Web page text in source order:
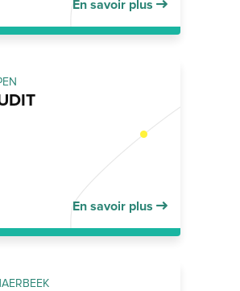
En savoir plus
En savoir plus